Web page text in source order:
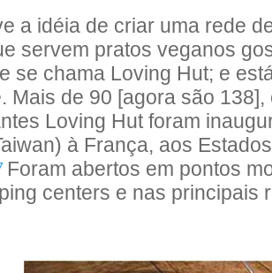
a idéia de criar uma rede
servem pratos veganos
se chama Loving Hut; e
Mais de 90 [agora são
Loving Hut foram
à França, aos
Foram abertos em pontos
centers e nas principais